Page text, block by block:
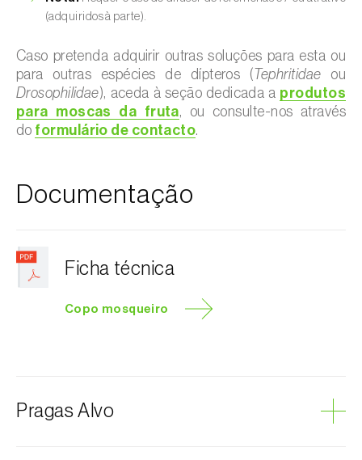
(adquiridos à parte).
Caso pretenda adquirir outras soluções para esta ou
para outras espécies de dípteros ( Tephritidae ou
Drosophilidae), aceda à seção dedicada a produtos
para moscas da fruta, ou consulte-nos através
do formulário de contacto.
Documentação
Ficha técnica
Copo mosqueiro
Pragas Alvo